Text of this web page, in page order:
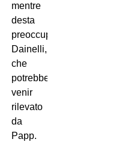
mentre
desta
preoccupazione
Dainelli,
che
potrebbe
venir
rilevato
da
Papp.